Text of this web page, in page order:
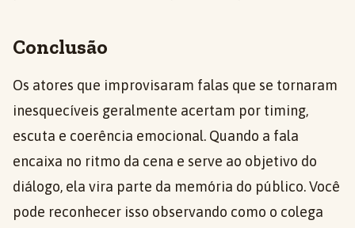
Conclusão
Os atores que improvisaram falas que se tornaram
inesquecíveis geralmente acertam por timing,
escuta e coerência emocional. Quando a fala
encaixa no ritmo da cena e serve ao objetivo do
diálogo, ela vira parte da memória do público. Você
pode reconhecer isso observando como o colega